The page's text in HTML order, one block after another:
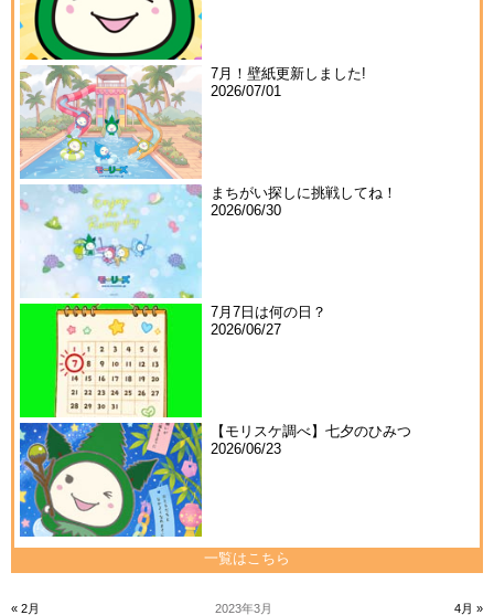
7月！壁紙更新しました!
2026/07/01
まちがい探しに挑戦してね！
2026/06/30
7月7日は何の日？
2026/06/27
【モリスケ調べ】七夕のひみつ
2026/06/23
一覧はこちら
« 2月 2023年3月 4月 »